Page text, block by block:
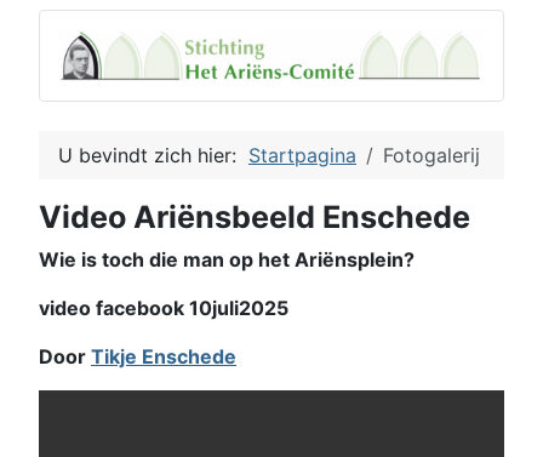
U bevindt zich hier: Startpagina Fotogalerij
Video Ariënsbeeld Enschede
Wie is toch die man op het Ariënsplein?
video facebook 10juli2025
Door Tikje Enschede